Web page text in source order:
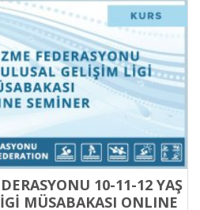
10-11-12 YAŞ
MÜSABAKASI ONLINE